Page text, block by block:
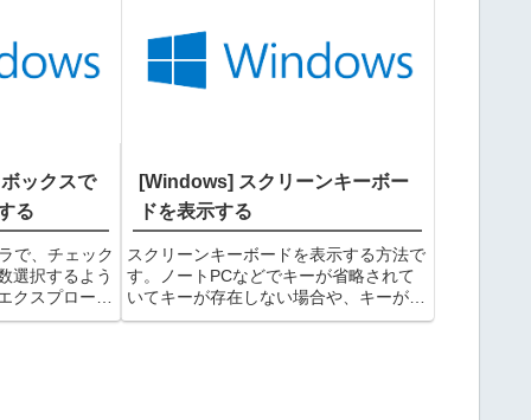
チェックを入れる③何もな...
ックスで
る
で、チェック
選択するよう
スプローラ
「オプショ
[Windows] スクリーンキーボー
ドを表示する
スクリーンキーボードを表示する方法で
す。ノートPCなどでキーが省略されて
いてキーが存在しない場合や、キーが物
理的に壊れてしまった場合でもキー入力